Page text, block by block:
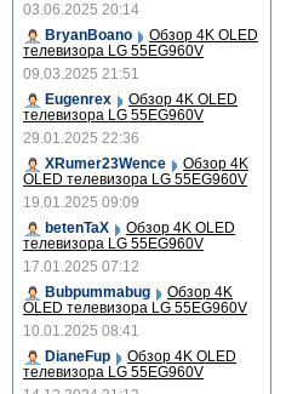
03.06.2025 20:14
BryanBoano
Обзор 4K OLED
телевизора LG 55EG960V
09.03.2025 21:51
Eugenrex
Обзор 4K OLED
телевизора LG 55EG960V
29.01.2025 22:36
XRumer23Wence
Обзор 4K
OLED телевизора LG 55EG960V
19.01.2025 09:09
betenTaX
Обзор 4K OLED
телевизора LG 55EG960V
17.01.2025 07:12
Bubpummabug
Обзор 4K
OLED телевизора LG 55EG960V
10.01.2025 08:41
DianeFup
Обзор 4K OLED
телевизора LG 55EG960V